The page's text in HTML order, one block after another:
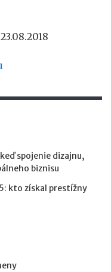
spojenie dizajnu,
biznisu
kto získal prestížny